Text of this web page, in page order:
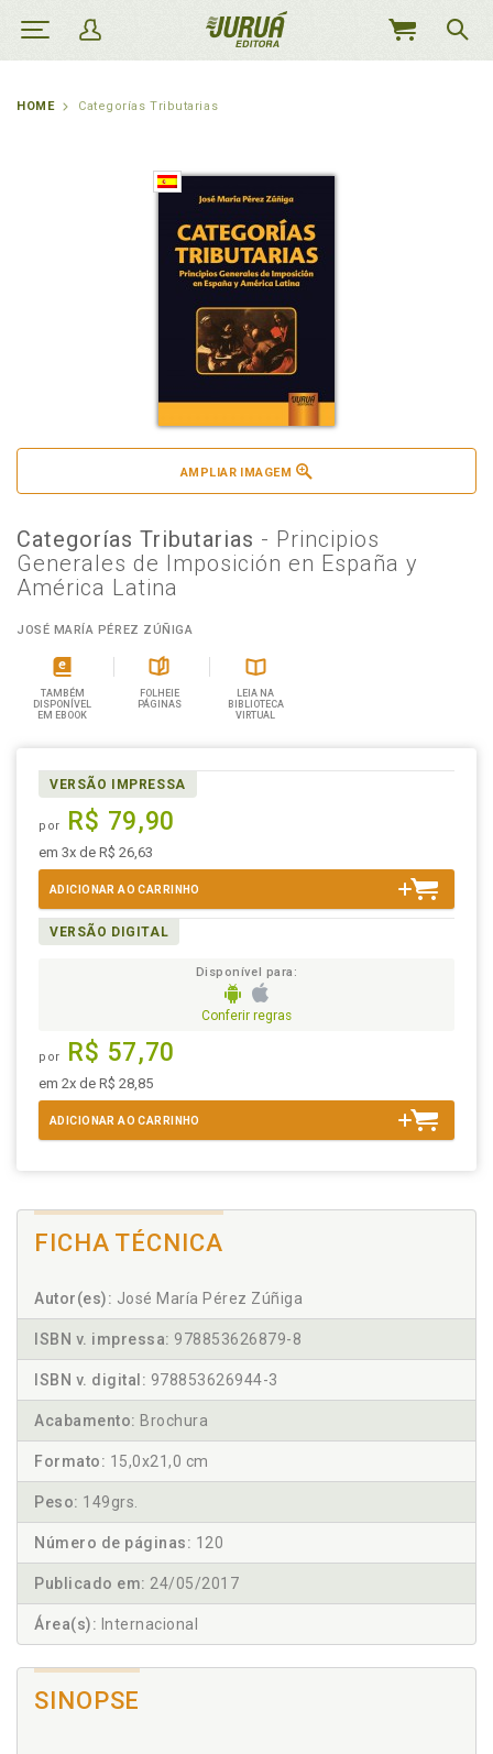
MEU
HOME Categorías Tributarias
AMPLIAR IMAGEM
Categorías Tributarias - Principios
Generales de Imposición en España y
América Latina
JOSÉ MARÍA PÉREZ ZÚÑIGA
TAMBÉM
DISPONÍVEL
EM EBOOK
FOLHEIE
PÁGINAS
LEIA NA
BIBLIOTECA
VIRTUAL
VERSÃO IMPRESSA
por R$ 79,90
em 3x de R$ 26,63
ADICIONAR AO CARRINHO
VERSÃO DIGITAL
Disponível para:
Conferir regras
por R$ 57,70
em 2x de R$ 28,85
ADICIONAR AO CARRINHO
FICHA TÉCNICA
Autor(es): José María Pérez Zúñiga
ISBN v. impressa: 978853626879-8
ISBN v. digital: 978853626944-3
Acabamento: Brochura
Formato: 15,0x21,0 cm
Peso: 149grs.
Número de páginas: 120
Publicado em: 24/05/2017
Área(s): Internacional
SINOPSE